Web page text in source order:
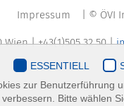
Impressum | © ÖVI
Wien | +43(1)505 32 50 |
ESSENTIELL
zur Benutzerführung
verbessern. Bitte wählen